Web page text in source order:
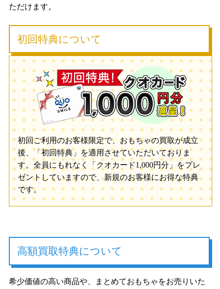
ただけます。
初回特典について
初回ご利用のお客様限定で、おもちゃの買取が成立
後、「初回特典」を適用させていただいておりま
す。全員にもれなく「クオカード1,000円分」をプレ
ゼントしていますので、新規のお客様にお得な特典
です。
高額買取特典について
希少価値の高い商品や、まとめておもちゃをお売りいた